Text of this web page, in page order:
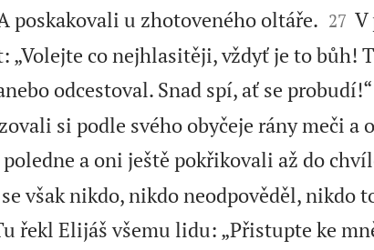
poskakovali u zhotoveného oltáře.
27 V
„Volejte co nejhlasitěji, vždyť je to bůh!
odcestoval. Snad spí, ať se probudí!“
si podle svého obyčeje rány meči a
a oni ještě pokřikovali až do
však nikdo, nikdo neodpověděl, nikdo
řekl Elijáš všemu lidu: „Přistupte ke